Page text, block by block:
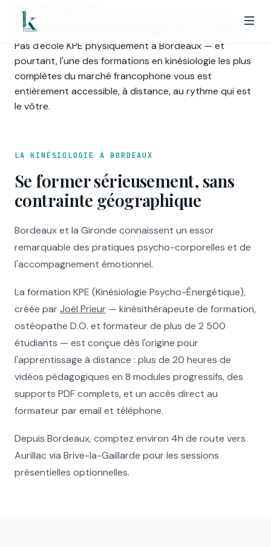
Formation kinésiologie à Bordeaux
Pas d'école KPE physiquement à Bordeaux — et
pourtant, l'une des formations en kinésiologie les plus
complètes du marché francophone vous est
entièrement accessible, à distance, au rythme qui est
le vôtre.
LA KINÉSIOLOGIE À BORDEAUX
Se former sérieusement, sans
contrainte géographique
Bordeaux et la Gironde connaissent un essor
remarquable des pratiques psycho-corporelles et de
l'accompagnement émotionnel.
La formation KPE (Kinésiologie Psycho-Énergétique),
créée par Joël Prieur — kinésithérapeute de formation,
ostéopathe D.O. et formateur de plus de 2 500
étudiants — est conçue dès l'origine pour
l'apprentissage à distance : plus de 20 heures de
vidéos pédagogiques en 8 modules progressifs, des
supports PDF complets, et un accès direct au
formateur par email et téléphone.
Depuis Bordeaux, comptez environ 4h de route vers
Aurillac via Brive-la-Gaillarde pour les sessions
présentielles optionnelles.